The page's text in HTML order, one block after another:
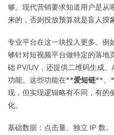
够。现代营销要求知道用户是从
来的，否则投放预算就是盲人摸
专业平台在这一块投入更多。例
够针对短视频平台做特定的落地
础 PV/UV，还提供二维码生成
功能。这些功能在**爱短链**、
现，但实现逻辑略有不同，有的
化。
基础数据：点击量、独立 IP 数。